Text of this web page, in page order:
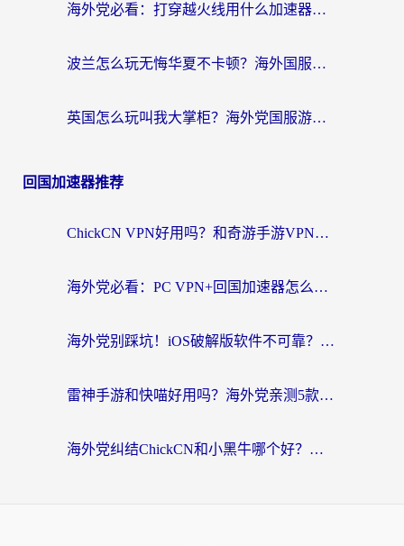
海外党必看：打穿越火线用什么加速器？解决延迟卡顿，还能玩奇妙拼图世界和第五人格
波兰怎么玩无悔华夏不卡顿？海外国服游戏加速器终极指南（附征途2萤火突击解决方案）
英国怎么玩叫我大掌柜？海外党国服游戏加速避坑指南（附实测推荐）
回国加速器推荐
ChickCN VPN好用吗？和奇游手游VPN对比哪个回国效果更好？海外党亲测实用指南
海外党必看：PC VPN+回国加速器怎么选？无缝访问国内资源全攻略
海外党别踩坑！iOS破解版软件不可靠？教你选对回国加速器无缝看国内资源
雷神手游和快喵好用吗？海外党亲测5款回国加速器，附斧牛Bling对比+微信视频号解决办法
海外党纠结ChickCN和小黑牛哪个好？一篇帮你选对回国加速器的实用指南